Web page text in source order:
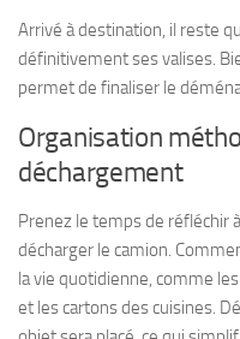
Arrivé à destination, il reste
définitivement ses valises.
permet de finaliser le
Organisation
déchargement
Prenez le temps de réfléchir
décharger le camion.
la vie quotidienne, comme
et les cartons des cuisines.